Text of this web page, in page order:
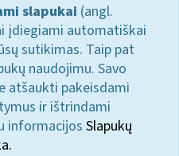
slapukai (angl.
įdiegiami automatiškai
sutikimas. Taip pat
naudojimu. Savo
atšaukti pakeisdami
ir ištrindami
informacijos Slapukų